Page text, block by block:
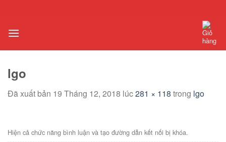
nội
lgo
Đã xuất bản 19 Tháng 12, 2018 lúc281 × 118 trong lgo
Hiện cả chức năng bình luận và tạo đường dẫn kết nối bị khóa.